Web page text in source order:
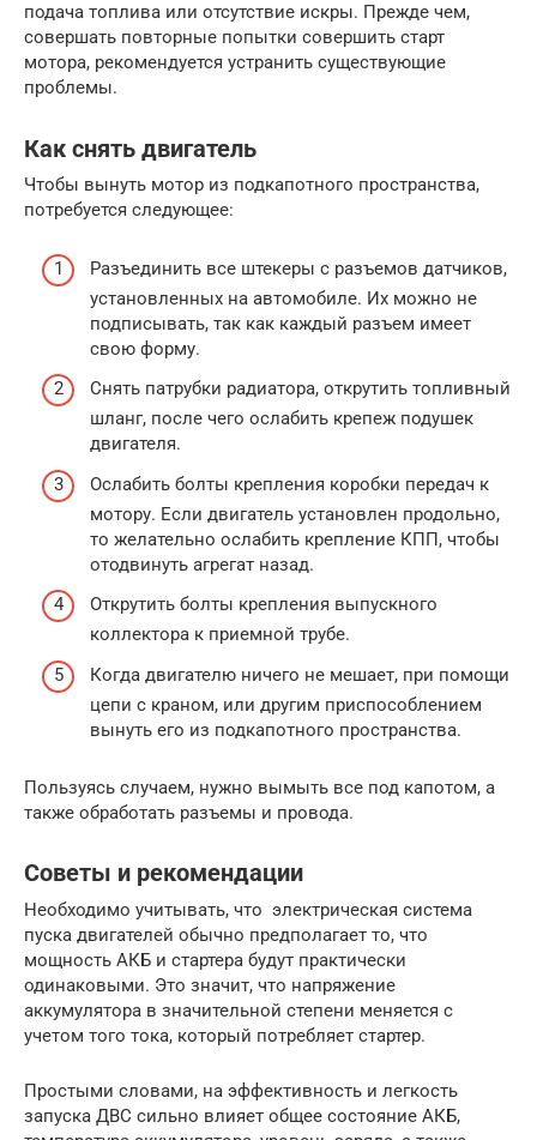
подача топлива или отсутствие искры. Прежде чем,
совершать повторные попытки совершить старт
мотора, рекомендуется устранить существующие
проблемы.
Как снять двигатель
Чтобы вынуть мотор из подкапотного пространства,
потребуется следующее:
Разъединить все штекеры с разъемов датчиков,
установленных на автомобиле. Их можно не
подписывать, так как каждый разъем имеет
свою форму.
Снять патрубки радиатора, открутить топливный
шланг, после чего ослабить крепеж подушек
двигателя.
Ослабить болты крепления коробки передач к
мотору. Если двигатель установлен продольно,
то желательно ослабить крепление КПП, чтобы
отодвинуть агрегат назад.
Открутить болты крепления выпускного
коллектора к приемной трубе.
Когда двигателю ничего не мешает, при помощи
цепи с краном, или другим приспособлением
вынуть его из подкапотного пространства.
Пользуясь случаем, нужно вымыть все под капотом, а
также обработать разъемы и провода.
Советы и рекомендации
Необходимо учитывать, что электрическая система
пуска двигателей обычно предполагает то, что
мощность АКБ и стартера будут практически
одинаковыми. Это значит, что напряжение
аккумулятора в значительной степени меняется с
учетом того тока, который потребляет стартер.
Простыми словами, на эффективность и легкость
запуска ДВС сильно влияет общее состояние АКБ,